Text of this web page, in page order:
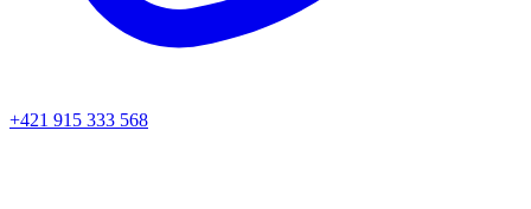
+421 915 333 568